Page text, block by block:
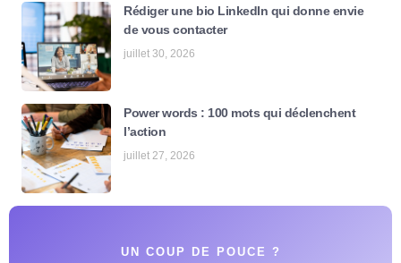
Rédiger une bio LinkedIn qui donne envie
de vous contacter
juillet 30, 2026
Power words : 100 mots qui déclenchent
l’action
juillet 27, 2026
UN COUP DE POUCE ?